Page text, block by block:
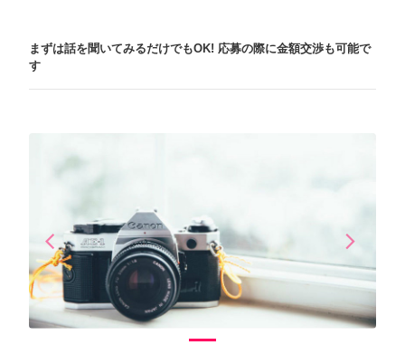
まずは話を聞いてみるだけでもOK! 応募の際に金額交渉も可能で
す
arrow_back_iosPrevious arrow_forward_iosNext